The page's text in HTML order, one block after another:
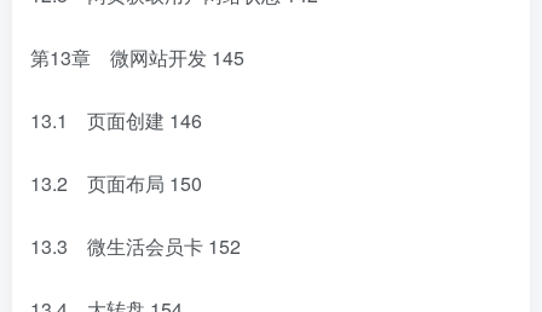
第13章 微网站开发 145
13.1 页面创建 146
13.2 页面布局 150
13.3 微生活会员卡 152